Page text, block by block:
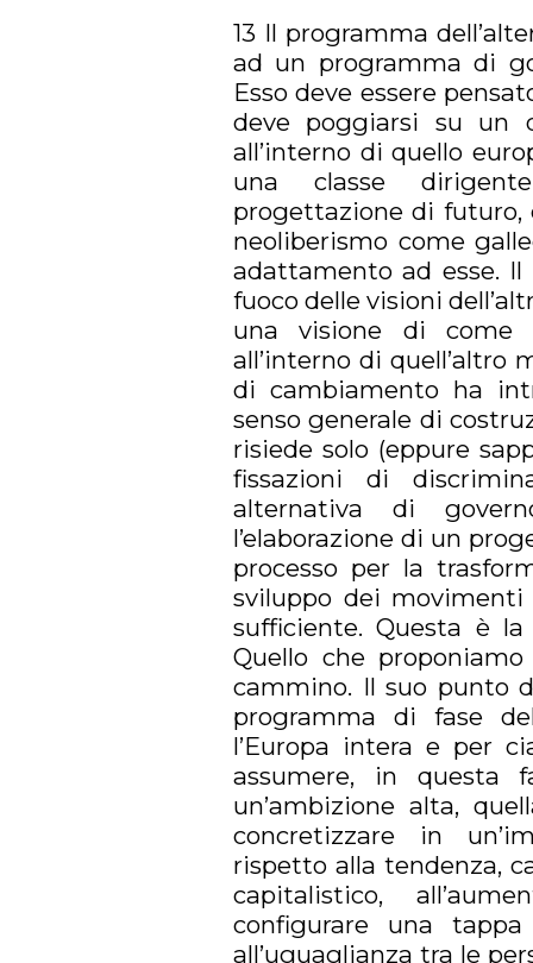
13 Il programma
ad un programma di
Esso deve essere
deve poggiarsi su un
all’interno di quello
una classe
progettazione di futuro,
neoliberismo come
adattamento ad esse.
fuoco delle visioni
una visione di come
all’interno di quell’altro
di cambiamento ha
senso generale di
risiede solo (eppure
fissazioni di
alternativa di
l’elaborazione di un
processo per la
sviluppo dei
sufficiente. Questa è
Quello che
cammino. Il suo punto
programma di fase
l’Europa intera e per
assumere, in questa
un’ambizione alta,
concretizzare in
rispetto alla tendenza,
capitalistico,
configurare una
all’uguaglianza tra le